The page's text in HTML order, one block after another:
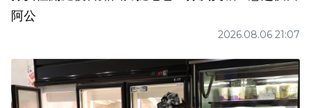
阿公
2026.08.06 21:07